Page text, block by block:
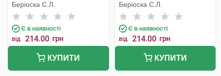
Беріоска С.Л.
Є в наявності
від 214.00 грн
КУПИТИ
Беріоска С.Л.
Є в наявності
від 214.00 грн
КУПИТИ